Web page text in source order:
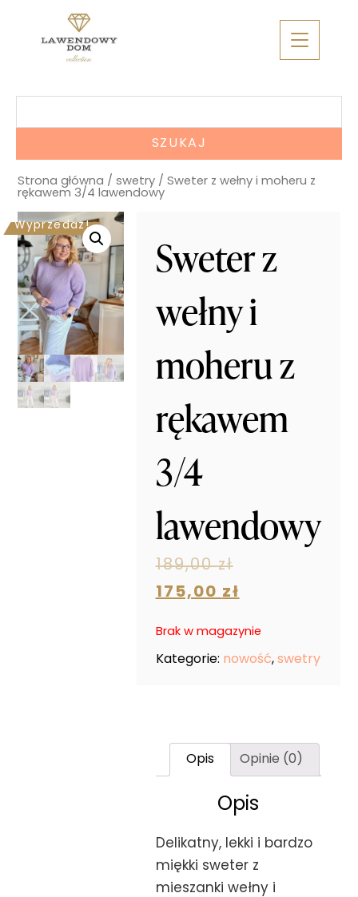
Strona główna /swetry / Sweter z wełny i moheru z
rękawem 3/4 lawendowy
Wyprzedaż!
Sweter z
wełny i
moheru z
rękawem
3/4
lawendowy
189,00zł
175,00 zł
Brak w magazynie
Kategorie: nowość, swetry
Opis Opinie (0)
Opis
Delikatny, lekki i bardzo
miękki sweter z
mieszanki wełny i